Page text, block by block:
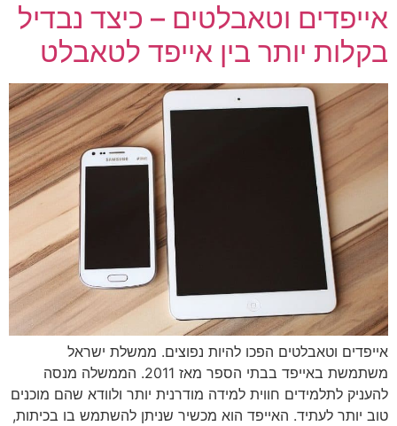
אייפדים וטאבלטים – כיצד נבדיל
בקלות יותר בין אייפד לטאבלט
אייפדים וטאבלטים הפכו להיות נפוצים. ממשלת ישראל
משתמשת באייפד בבתי הספר מאז 2011. הממשלה מנסה
להעניק לתלמידים חווית למידה מודרנית יותר ולוודא שהם מוכנים
טוב יותר לעתיד. האייפד הוא מכשיר שניתן להשתמש בו בכיתות,